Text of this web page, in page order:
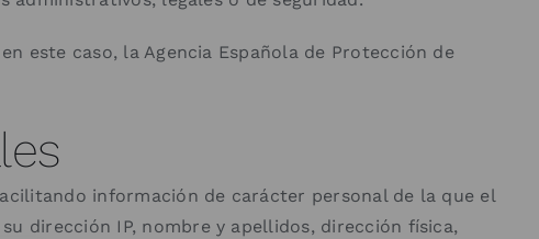
este caso, la Agencia Española de Protección de
información de carácter personal de la que el
dirección IP, nombre y apellidos, dirección física,